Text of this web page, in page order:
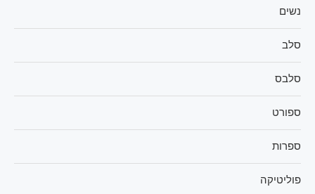
נשים
סלב
סלבס
ספורט
ספרות
פוליטיקה